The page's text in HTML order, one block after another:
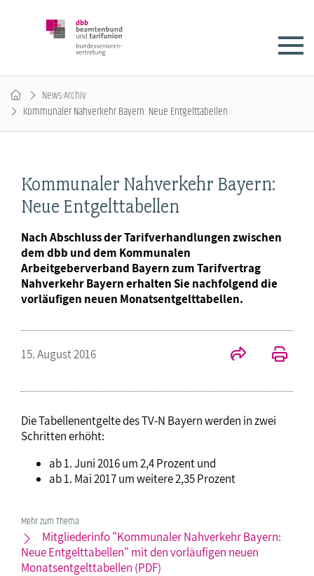
News-Archiv
Kommunaler Nahverkehr Bayern: Neue Entgelttabellen
Kommunaler Nahverkehr Bayern:
Neue Entgelttabellen
Nach Abschluss der Tarifverhandlungen zwischen
dem dbb und dem Kommunalen
Arbeitgeberverband Bayern zum Tarifvertrag
Nahverkehr Bayern erhalten Sie nachfolgend die
vorläufigen neuen Monatsentgelttabellen.
15. August 2016
Die Tabellenentgelte des TV-N Bayern werden in zwei
Schritten erhöht:
ab 1. Juni 2016 um 2,4 Prozent und
ab 1. Mai 2017 um weitere 2,35 Prozent
Mehr zum Thema
Mitgliederinfo "Kommunaler Nahverkehr Bayern:
Neue Entgelttabellen" mit den vorläufigen neuen
Monatsentgelttabellen (PDF)